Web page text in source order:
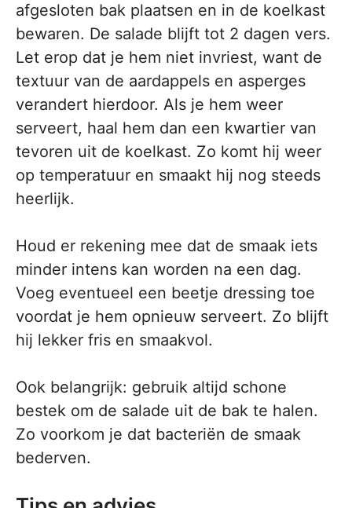
afgesloten bak plaatsen en in de koelkast
bewaren. De salade blijft tot 2 dagen vers.
Let erop dat je hem niet invriest, want de
textuur van de aardappels en asperges
verandert hierdoor. Als je hem weer
serveert, haal hem dan een kwartier van
tevoren uit de koelkast. Zo komt hij weer
op temperatuur en smaakt hij nog steeds
heerlijk.
Houd er rekening mee dat de smaak iets
minder intens kan worden na een dag.
Voeg eventueel een beetje dressing toe
voordat je hem opnieuw serveert. Zo blijft
hij lekker fris en smaakvol.
Ook belangrijk: gebruik altijd schone
bestek om de salade uit de bak te halen.
Zo voorkom je dat bacteriën de smaak
bederven.